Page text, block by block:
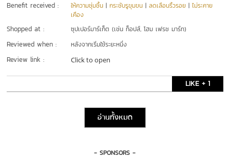
Benefit received : ให้ความชุ่มชื้น |กระชับรูขุมขน |ลดเลือนริ้วรอย |ไม่ระคาย
เคือง
Shopped at : ซุปเปอร์มาร์เก็ต (เช่น ท็อปส์, โฮม เฟรช มาร์ท)
Reviewed when : หลังจากเริ่มใช้ระยะหนึ่ง
Review link : Click to open
LIKE + 1
อ่านทั้งหมด
- SPONSORS -